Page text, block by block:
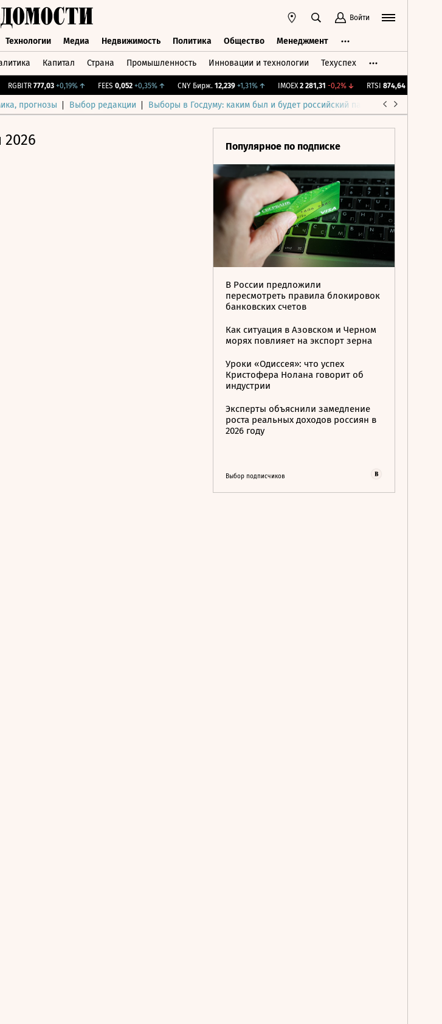
Войти
Технологии Медиа Недвижимость Политика Общество Менеджмент
Капитал Страна Промышленность Инновации и технологии Техуспех
RGBITR 777,03 +0,19%↑ FEES 0,052 +0,35%↑ CNY Бирж. 12,239 +1,31%↑ IMOEX 2 281,31 -0,2%↓ RTSI 874,64 -1,12%
прогнозы Выбор редакции Выборы в Госдуму: каким был и будет российский парламент
2026 Популярное по подписке
В России предложили
пересмотреть правила блокировок
банковских счетов
Как ситуация в Азовском и Черном
морях повлияет на экспорт зерна
Уроки «Одиссея»: что успех
Кристофера Нолана говорит об
индустрии
Эксперты объяснили замедление
роста реальных доходов россиян в
2026 году
Выбор подписчиков